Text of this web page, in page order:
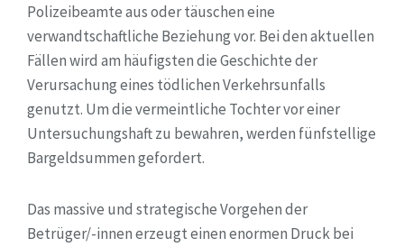
Polizeibeamte aus oder täuschen eine
verwandtschaftliche Beziehung vor. Bei den aktuellen
Fällen wird am häufigsten die Geschichte der
Verursachung eines tödlichen Verkehrsunfalls
genutzt. Um die vermeintliche Tochter vor einer
Untersuchungshaft zu bewahren, werden fünfstellige
Bargeldsummen gefordert.
Das massive und strategische Vorgehen der
Betrüger/-innen erzeugt einen enormen Druck bei